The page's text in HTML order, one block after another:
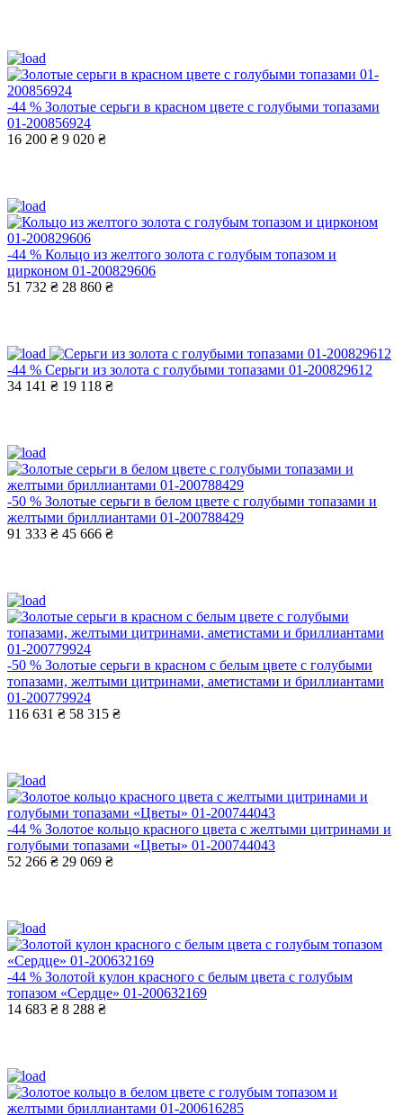
-44 % Золотые серьги в красном цвете с голубыми топазами
01-200856924
16 200 ₴ 9 020 ₴
-44 % Кольцо из желтого золота с голубым топазом и
цирконом 01-200829606
51 732 ₴ 28 860 ₴
-44 % Серьги из золота с голубыми топазами 01-200829612
34 141 ₴ 19 118 ₴
-50 % Золотые серьги в белом цвете с голубыми топазами и
желтыми бриллиантами 01-200788429
91 333 ₴ 45 666 ₴
-50 % Золотые серьги в красном с белым цвете с голубыми
топазами, желтыми цитринами, аметистами и бриллиантами
01-200779924
116 631 ₴ 58 315 ₴
-44 % Золотое кольцо красного цвета с желтыми цитринами и
голубыми топазами «Цветы» 01-200744043
52 266 ₴ 29 069 ₴
-44 % Золотой кулон красного с белым цвета с голубым
топазом «Сердце» 01-200632169
14 683 ₴ 8 288 ₴